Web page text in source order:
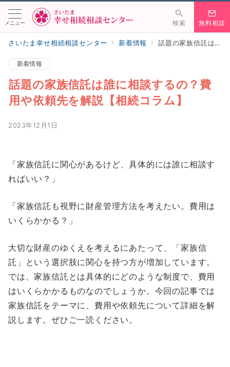
メニュー 検索 無料相談
さいたま幸せ相続相談センター 新着情報 話題の家族信託は誰に相談するの？費用や依頼先を解説【相続コラム】
新着情報
話題の家族信託は誰に相談するの？費
用や依頼先を解説【相続コラム】
2023年12月1日
「家族信託に関心があるけど、具体的には誰に相談す
ればいい？」
「家族信託も視野に財産管理方法を考えたい。費用は
いくらかかる？」
大切な財産のゆくえを考えるにあたって、「家族信
託」という選択肢に関心を持つ方が増加しています。
では、家族信託とは具体的にどのような制度で、費用
はいくらかかるものなのでしょうか。今回の記事では
家族信託をテーマに、費用や依頼先について詳細を解
説します。ぜひご一読ください。